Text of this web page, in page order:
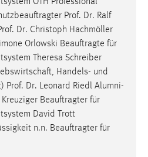
OTH Professional
Prof. Dr. Ralf
Dr. Christoph Hachmöller
Orlowski Beauftragte für
Theresa Schreiber
Handels- und
Prof. Dr. Leonard Riedl Alumni-
Beauftragter für
David Trott
n.n. Beauftragter für